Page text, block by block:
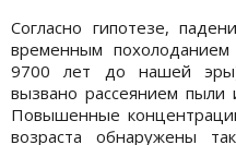
Согласно гипотезе,
временным
9700 лет до нашей
вызвано рассеянием
Повышенные
возраста обнаружены